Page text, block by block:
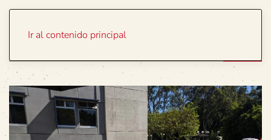
Ir al contenido principal